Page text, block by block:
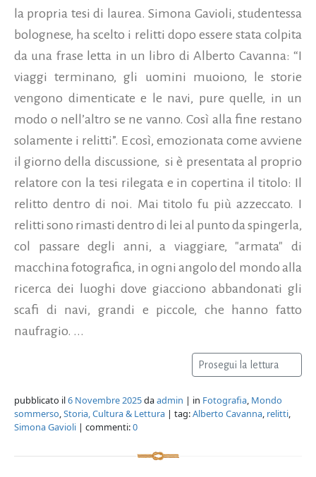
la propria tesi di laurea. Simona Gavioli, studentessa
bolognese, ha scelto i relitti dopo essere stata colpita
da una frase letta in un libro di Alberto Cavanna: “I
viaggi terminano, gli uomini muoiono, le storie
vengono dimenticate e le navi, pure quelle, in un
modo o nell’altro se ne vanno. Così alla fine restano
solamente i relitti”. E così, emozionata come avviene
il giorno della discussione, si è presentata al proprio
relatore con la tesi rilegata e in copertina il titolo: Il
relitto dentro di noi. Mai titolo fu più azzeccato. I
relitti sono rimasti dentro di lei al punto da spingerla,
col passare degli anni, a viaggiare, "armata" di
macchina fotografica, in ogni angolo del mondo alla
ricerca dei luoghi dove giacciono abbandonati gli
scafi di navi, grandi e piccole, che hanno fatto
naufragio. ...
Prosegui la lettura
pubblicato il6 Novembre 2025daadmin | in Fotografia, Mondo
sommerso,Storia, Cultura & Lettura | tag:Alberto Cavanna, relitti,
Simona Gavioli | commenti:0